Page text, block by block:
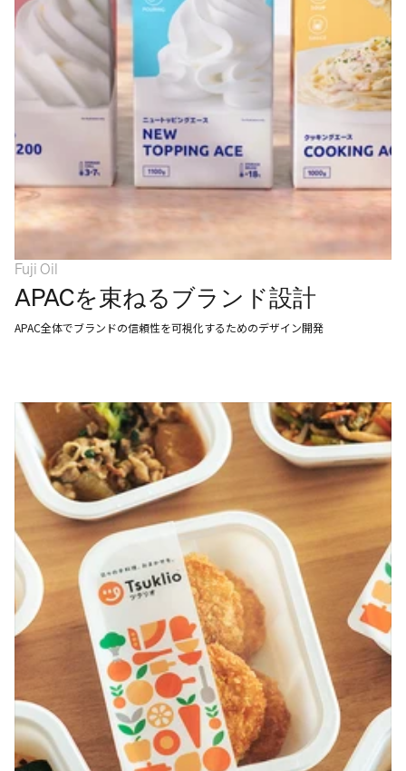
Fuji Oil
APACを束ねるブランド設計
APAC全体でブランドの信頼性を可視化するためのデザイン開発